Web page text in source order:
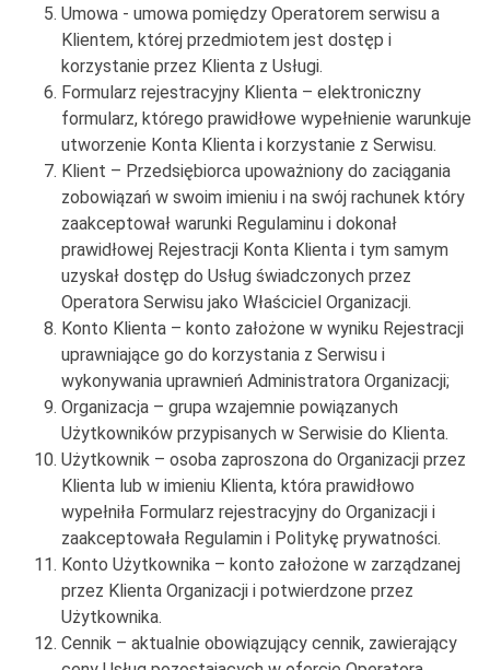
Umowa - umowa pomiędzy Operatorem serwisu a
Klientem, której przedmiotem jest dostęp i
korzystanie przez Klienta z Usługi.
Formularz rejestracyjny Klienta – elektroniczny
formularz, którego prawidłowe wypełnienie warunkuje
utworzenie Konta Klienta i korzystanie z Serwisu.
Klient – Przedsiębiorca upoważniony do zaciągania
zobowiązań w swoim imieniu i na swój rachunek który
zaakceptował warunki Regulaminu i dokonał
prawidłowej Rejestracji Konta Klienta i tym samym
uzyskał dostęp do Usług świadczonych przez
Operatora Serwisu jako Właściciel Organizacji.
Konto Klienta – konto założone w wyniku Rejestracji
uprawniające go do korzystania z Serwisu i
wykonywania uprawnień Administratora Organizacji;
Organizacja – grupa wzajemnie powiązanych
Użytkowników przypisanych w Serwisie do Klienta.
Użytkownik – osoba zaproszona do Organizacji przez
Klienta lub w imieniu Klienta, która prawidłowo
wypełniła Formularz rejestracyjny do Organizacji i
zaakceptowała Regulamin i Politykę prywatności.
Konto Użytkownika – konto założone w zarządzanej
przez Klienta Organizacji i potwierdzone przez
Użytkownika.
Cennik – aktualnie obowiązujący cennik, zawierający